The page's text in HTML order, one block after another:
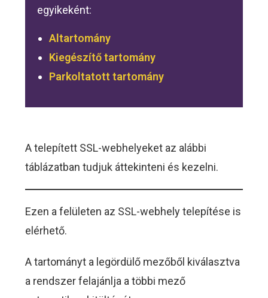
egyikeként:
Altartomány
Kiegészítő tartomány
Parkoltatott tartomány
A telepített SSL-webhelyeket az alábbi
táblázatban tudjuk áttekinteni és kezelni.
Ezen a felületen az SSL-webhely telepítése is
elérhető.
A tartományt a legördülő mezőből kiválasztva
a rendszer felajánlja a többi mező